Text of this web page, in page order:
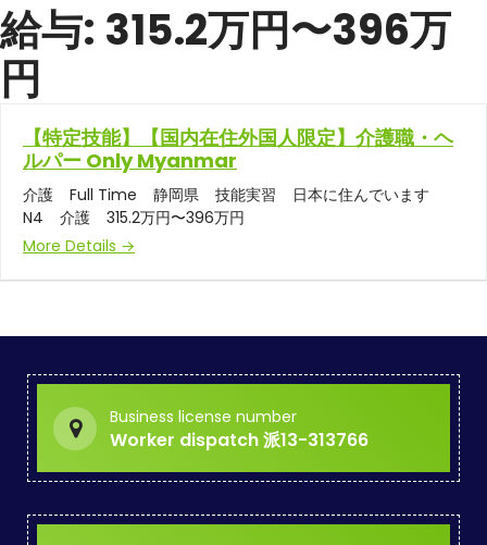
給与: 315.2万円〜396万
円
【特定技能】【国内在住外国人限定】介護職・ヘ
ルパー Only Myanmar
介護 Full Time 静岡県 技能実習
日本に住んでいます
N4
介護
315.2万円〜396万円
More Details
Business license number
Worker dispatch 派13-313766